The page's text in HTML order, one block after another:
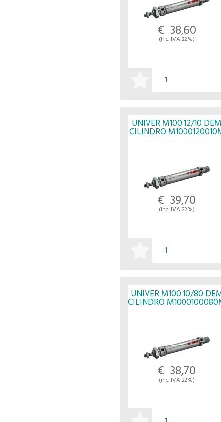
€ 38,60
(inc. IVA 22%)
UNIVER M100 12/10 DEM
CILINDRO
€ 39,70
(inc. IVA 22%)
UNIVER M100 10/80
CILINDRO
€ 38,70
(inc. IVA 22%)